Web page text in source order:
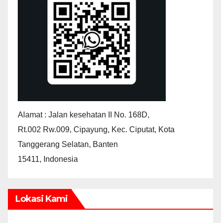
Alamat : Jalan kesehatan II No. 168D,
Rt.002 Rw.009, Cipayung, Kec. Ciputat, Kota
Tanggerang Selatan, Banten
15411, Indonesia
Lokasi Kami